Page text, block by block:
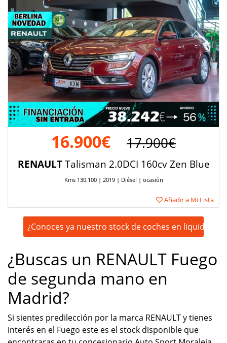
16.900€ 17.900€
RENAULTTalisman 2.0DCI 160cv Zen Blue
Kms 130.100 | 2019 | Diésel | ocasión
Añadir a Mi Lista
¿Conoces ya nuestro stock de coches en
¿Buscas un RENAULT Fuego
de segunda mano en
Madrid?
Si sientes predilección por la marca RENAULT y tienes
interés en el Fuego este es el stock disponible que